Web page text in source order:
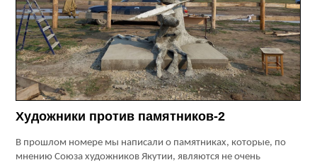
Художники против памятников-2
В прошлом номере мы написали о памятниках, которые, по
мнению Союза художников Якутии, являются не очень